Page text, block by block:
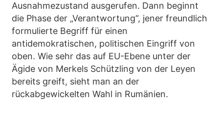
Ausnahmezustand ausgerufen. Dann beginnt
die Phase der „Verantwortung“, jener freundlich
formulierte Begriff für einen
antidemokratischen, politischen Eingriff von
oben. Wie sehr das auf EU-Ebene unter der
Ägide von Merkels Schützling von der Leyen
bereits greift, sieht man an der
rückabgewickelten Wahl in Rumänien.